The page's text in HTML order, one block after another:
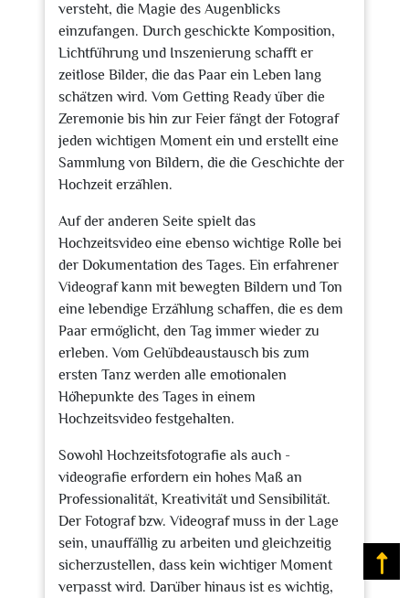
versteht, die Magie des Augenblicks
einzufangen. Durch geschickte Komposition,
Lichtführung und Inszenierung schafft er
zeitlose Bilder, die das Paar ein Leben lang
schätzen wird. Vom Getting Ready über die
Zeremonie bis hin zur Feier fängt der Fotograf
jeden wichtigen Moment ein und erstellt eine
Sammlung von Bildern, die die Geschichte der
Hochzeit erzählen.
Auf der anderen Seite spielt das
Hochzeitsvideo eine ebenso wichtige Rolle bei
der Dokumentation des Tages. Ein erfahrener
Videograf kann mit bewegten Bildern und Ton
eine lebendige Erzählung schaffen, die es dem
Paar ermöglicht, den Tag immer wieder zu
erleben. Vom Gelübdeaustausch bis zum
ersten Tanz werden alle emotionalen
Höhepunkte des Tages in einem
Hochzeitsvideo festgehalten.
Sowohl Hochzeitsfotografie als auch -
videografie erfordern ein hohes Maß an
Professionalität, Kreativität und Sensibilität.
Der Fotograf bzw. Videograf muss in der Lage
sein, unauffällig zu arbeiten und gleichzeitig
sicherzustellen, dass kein wichtiger Moment
verpasst wird. Darüber hinaus ist es wichtig,